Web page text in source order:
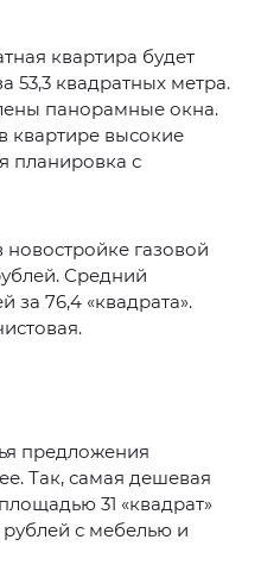
квартира будет
53,3 квадратных метра.
панорамные окна.
квартире высокие
планировка с
газовой
Средний
за 76,4 «квадрата».
предложения
Так, самая дешевая
31 «квадрат»
с мебелью и